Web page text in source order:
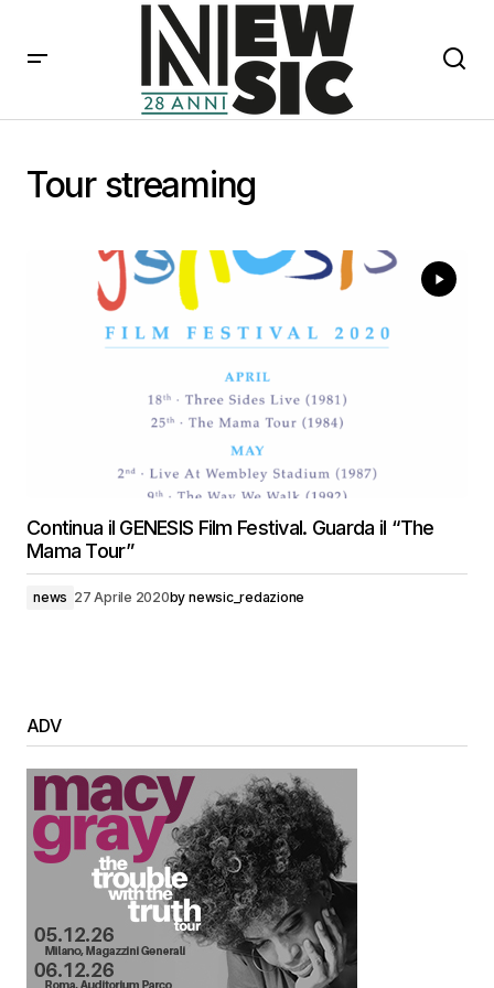
Tour streaming
Continua il GENESIS Film Festival. Guarda il “The
Mama Tour”
news 27 Aprile 2020by newsic_redazione
ADV